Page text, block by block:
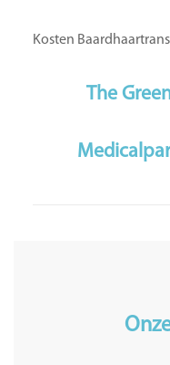
Kosten
The